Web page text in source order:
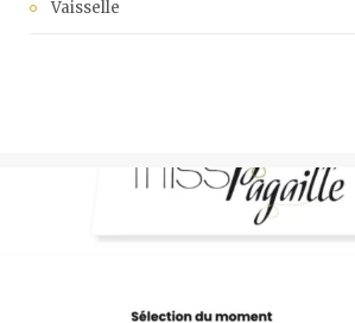
Vaisselle